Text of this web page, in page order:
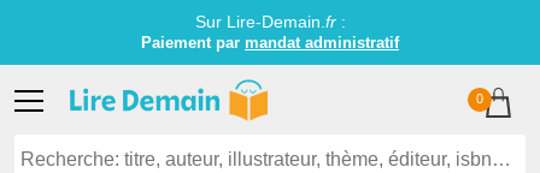
Sur Lire-Demain. fr:
Paiement par mandat administratif
0